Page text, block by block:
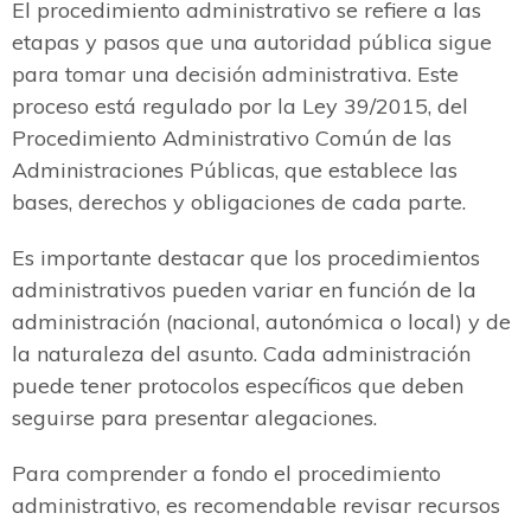
El procedimiento administrativo se refiere a las
etapas y pasos que una autoridad pública sigue
para tomar una decisión administrativa. Este
proceso está regulado por la Ley 39/2015, del
Procedimiento Administrativo Común de las
Administraciones Públicas, que establece las
bases, derechos y obligaciones de cada parte.
Es importante destacar que los procedimientos
administrativos pueden variar en función de la
administración (nacional, autonómica o local) y de
la naturaleza del asunto. Cada administración
puede tener protocolos específicos que deben
seguirse para presentar alegaciones.
Para comprender a fondo el procedimiento
administrativo, es recomendable revisar recursos